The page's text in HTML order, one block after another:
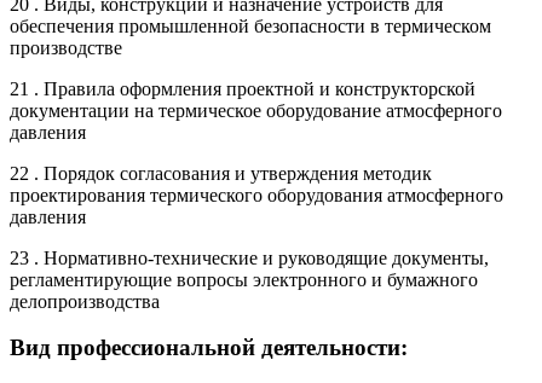
обеспечения промышленной безопасности в термическом
производстве
21 . Правила оформления проектной и конструкторской
документации на термическое оборудование атмосферного
давления
22 . Порядок согласования и утверждения методик
проектирования термического оборудования атмосферного
давления
23 . Нормативно-технические и руководящие документы,
регламентирующие вопросы электронного и бумажного
делопроизводства
Вид профессиональной деятельности: